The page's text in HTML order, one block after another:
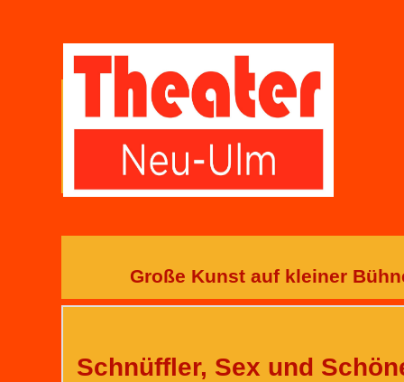
Große Kunst auf kleiner
Schnüffler, Sex und